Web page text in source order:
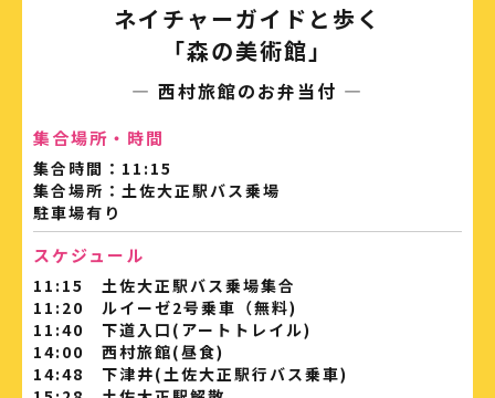
ネイチャーガイドと歩く
「森の美術館」
― 西村旅館のお弁当付 ―
集合場所・時間
集合時間：11:15
集合場所：土佐大正駅バス乗場
駐車場有り
スケジュール
11:15 土佐大正駅バス乗場集合
11:20 ルイーゼ2号乗車（無料)
11:40 下道入口(アートトレイル)
14:00 西村旅館(昼食)
14:48 下津井(土佐大正駅行バス乗車)